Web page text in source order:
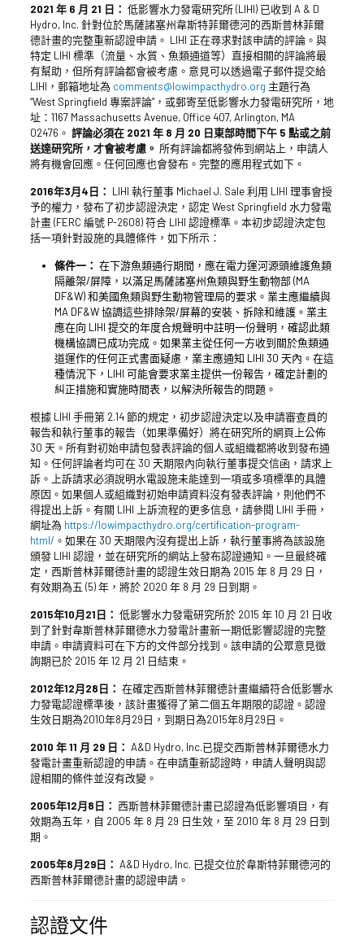
2021 年 6 月 21 日： 低影響水力發電研究所 (LIHI) 已收到 A & D
Hydro, Inc. 針對位於馬薩諸塞州韋斯特菲爾德河的西斯普林菲爾
德計畫的完整重新認證申請。 LIHI 正在尋求對該申請的評論。與
特定 LIHI 標準（流量、水質、魚類通道等）直接相關的評論將最
有幫助，但所有評論都會被考慮。意見可以透過電子郵件提交給
LIHI，郵箱地址為 comments@lowimpacthydro.org 主題行為
“West Springfield 專案評論”，或郵寄至低影響水力發電研究所，地
址：1167 Massachusetts Avenue, Office 407, Arlington, MA
02476。 評論必須在 2021 年 8 月 20 日東部時間下午 5 點或之前
送達研究所，才會被考慮。 所有評論都將發佈到網站上，申請人
將有機會回應。任何回應也會發布。完整的應用程式如下。
2016年3月4日： LIHI 執行董事 Michael J. Sale 利用 LIHI 理事會授
予的權力，發布了初步認證決定，認定 West Springfield 水力發電
計畫 (FERC 編號 P-2608) 符合 LIHI 認證標準。本初步認證決定包
括一項針對設施的具體條件，如下所示：
條件一： 在下游魚類通行期間，應在電力運河源頭維護魚類
隔離架/屏障，以滿足馬薩諸塞州魚類與野生動物部 (MA
DF&W) 和美國魚類與野生動物管理局的要求。業主應繼續與
MA DF&W 協調這些排除架/屏幕的安裝、拆除和維護。業主
應在向 LIHI 提交的年度合規聲明中註明一份聲明，確認此類
機構協調已成功完成。如果業主從任何一方收到關於魚類通
道運作的任何正式書面疑慮，業主應通知 LIHI 30 天內 。在這
種情況下，LIHI 可能會要求業主提供一份報告，確定計劃的
糾正措施和實施時間表，以解決所報告的問題。
根據 LIHI 手冊第 2.14 節的規定，初步認證決定以及申請審查員的
報告和執行董事的報告（如果準備好）將在研究所的網頁上公佈
30 天。所有對初始申請包發表評論的個人或組織都將收到發布通
知。任何評論者均可在 30 天期限內向執行董事提交信函，請求上
訴。上訴請求必須說明水電設施未能達到一項或多項標準的具體
原因。如果個人或組織對初始申請資料沒有發表評論，則他們不
得提出上訴。有關 LIHI 上訴流程的更多信息，請參閱 LIHI 手冊，
網址為 https://lowimpacthydro.org/certification-program-
html/。如果在 30 天期限內沒有提出上訴，執行董事將為該設施
頒發 LIHI 認證，並在研究所的網站上發布認證通知。一旦最終確
定，西斯普林菲爾德計畫的認證生效日期為 2015 年 8 月 29 日，
有效期為五 (5) 年，將於 2020 年 8 月 29 日到期。
2015年10月21日： 低影響水力發電研究所於 2015 年 10 月 21 日收
到了針對韋斯普林菲爾德水力發電計畫新一期低影響認證的完整
申請。申請資料可在下方的文件部分找到。該申請的公眾意見徵
詢期已於 2015 年 12 月 21 日結束。
2012年12月28日： 在確定西斯普林菲爾德計畫繼續符合低影響水
力發電認證標準後，該計畫獲得了第二個五年期限的認證。認證
生效日期為2010年8月29日，到期日為2015年8月29日。
2010 年 11 月 29 日： A&D Hydro, Inc.已提交西斯普林菲爾德水力
發電計畫重新認證的申請。在申請重新認證時，申請人聲明與認
證相關的條件並沒有改變。
2005年12月8日： 西斯普林菲爾德計畫已認證為低影響項目，有
效期為五年，自 2005 年 8 月 29 日生效，至 2010 年 8 月 29 日到
期。
2005年8月29日： A&D Hydro, Inc. 已提交位於韋斯特菲爾德河的
西斯普林菲爾德計畫的認證申請。
認證文件